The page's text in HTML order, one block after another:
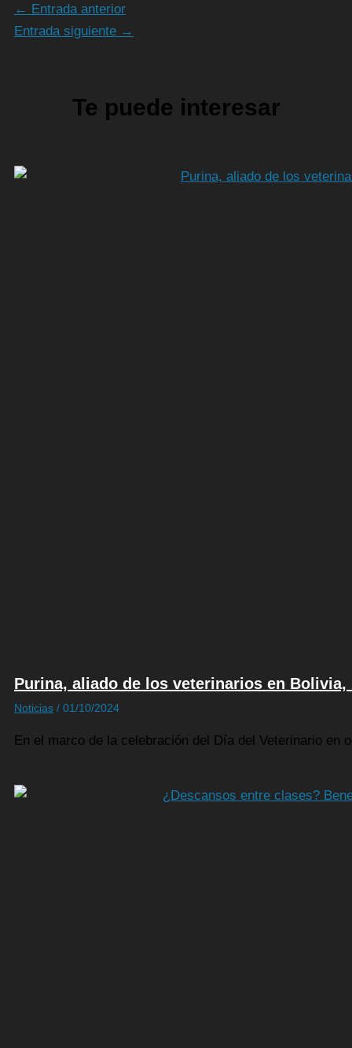
← Entrada anterior
Entrada siguiente →
Te puede interesar
Purina, aliado de los veterinarios en
Noticias / 01/10/2024
En el marco de la celebración del Día del Veterinario